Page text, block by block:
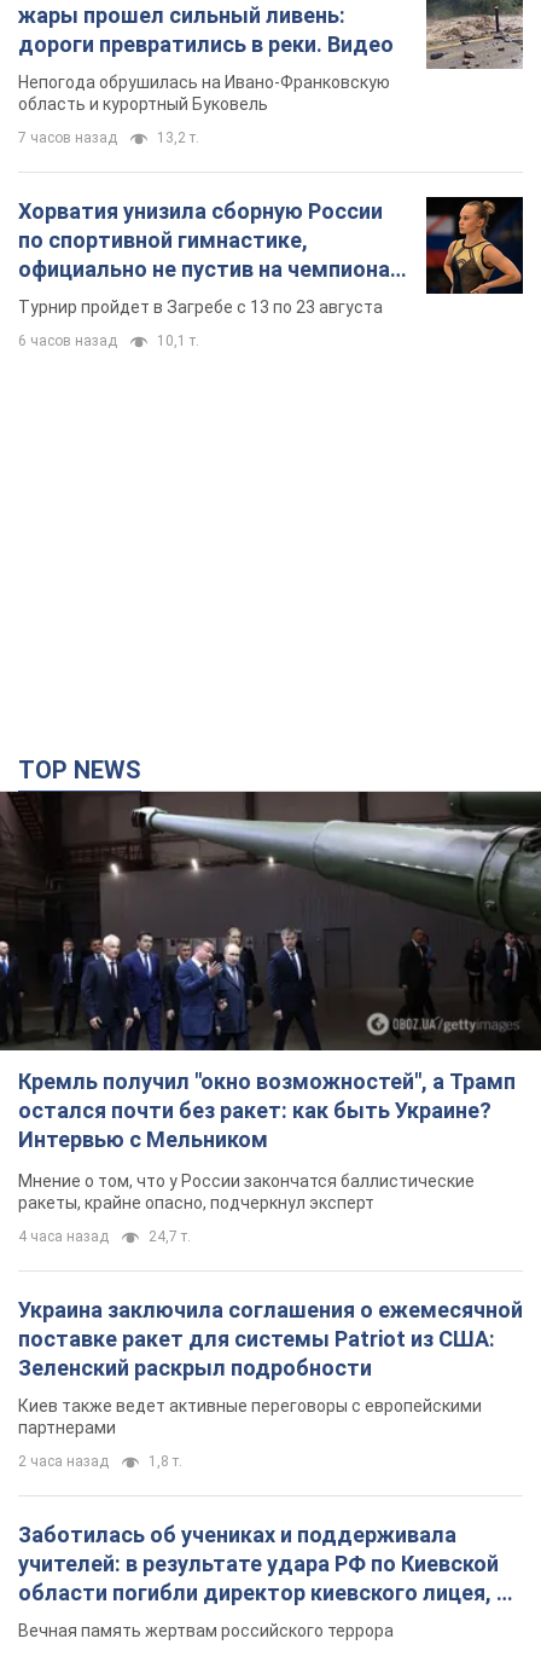
жары прошел сильный ливень:
дороги превратились в реки. Видео
Непогода обрушилась на Ивано-Франковскую
область и курортный Буковель
7 часов назад 13,2 т.
Хорватия унизила сборную России
по спортивной гимнастике,
официально не пустив на чемпионат
Европы основных спортсменов
Турнир пройдет в Загребе с 13 по 23 августа
6 часов назад 10,1 т.
TOP NEWS
Кремль получил "окно возможностей", а Трамп
остался почти без ракет: как быть Украине?
Интервью с Мельником
Мнение о том, что у России закончатся баллистические
ракеты, крайне опасно, подчеркнул эксперт
4 часа назад 24,7 т.
Украина заключила соглашения о ежемесячной
поставке ракет для системы Patriot из США:
Зеленский раскрыл подробности
Киев также ведет активные переговоры с европейскими
партнерами
2 часа назад 1,8 т.
Заботилась об учениках и поддерживала
учителей: в результате удара РФ по Киевской
области погибли директор киевского лицея, её
муж и внук
Вечная память жертвам российского террора